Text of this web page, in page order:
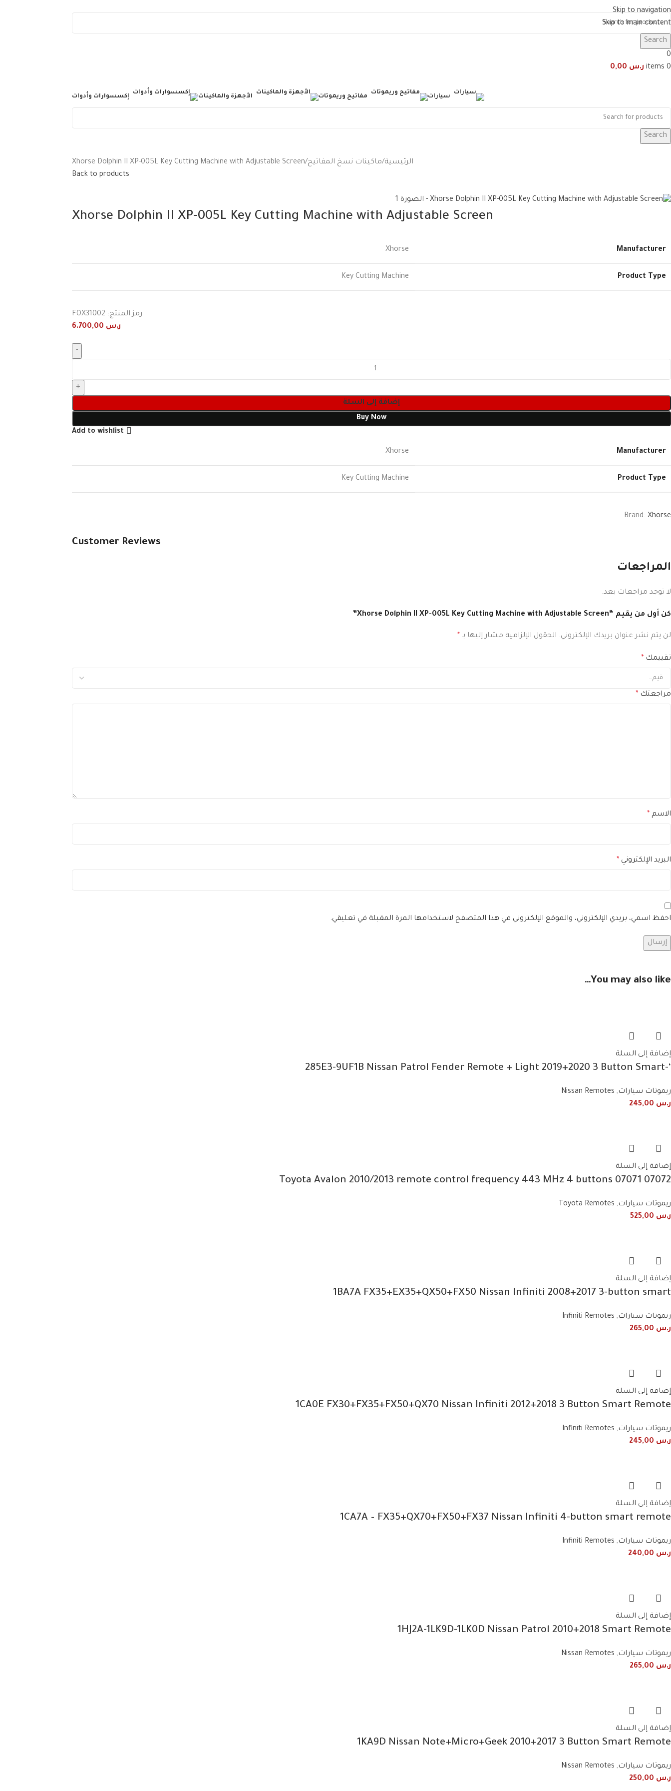
Skip to navigation
Skip to main content
Search
0
0
items ر.س
سيارات مفاتيح وريموتات الأجهزة والماكينات إكسسوارات وأدوات
Search
الرئيسية ماكينات نسخ المفاتيح Xhorse Dolphin II XP-005L Key Cutting Machine with Adjustable Screen
Back to products
Xhorse Dolphin II XP-005L Key Cutting Machine with Adjustable Screen
Manufacturer
Xhorse
Product Type
Key Cutting Machine
رمز المنتج: FOX31002
ر.س
إضافة إلى السلة
Buy Now
Add to wishlist
Manufacturer
Xhorse
Product Type
Key Cutting Machine
Brand: Xhorse
Customer Reviews
المراجعات
لا توجد مراجعات بعد.
كن أول من يقيم “Xhorse Dolphin II XP-005L Key Cutting Machine with Adjustable Screen”
لن يتم نشر عنوان بريدك الإلكتروني. الحقول الإلزامية مشار إليها بـ *
تقييمك *
مراجعتك *
الاسم *
البريد الإلكتروني *
احفظ اسمي، بريدي الإلكتروني، والموقع الإلكتروني في هذا المتصفح لاستخدامها المرة المقبلة في تعليقي.
You may also like…
إضافة إلى السلة
‘-285E3-9UF1B Nissan Patrol Fender Remote + Light 2019+2020 3 Button Smart
ريموتات سيارات,
Nissan Remotes
ر.س
إضافة إلى السلة
07072 07071 Toyota Avalon 2010/2013 remote control frequency 443 MHz 4 buttons
ريموتات سيارات,
Toyota Remotes
ر.س
إضافة إلى السلة
1BA7A FX35+EX35+QX50+FX50 Nissan Infiniti 2008+2017 3-button smart
ريموتات سيارات,
Infiniti Remotes
ر.س
إضافة إلى السلة
1CA0E FX30+FX35+FX50+QX70 Nissan Infiniti 2012+2018 3 Button Smart Remote
ريموتات سيارات,
Infiniti Remotes
ر.س
إضافة إلى السلة
1CA7A – FX35+QX70+FX50+FX37 Nissan Infiniti 4-button smart remote
ريموتات سيارات,
Infiniti Remotes
ر.س
إضافة إلى السلة
1HJ2A-1LK9D-1LK0D Nissan Patrol 2010+2018 Smart Remote
ريموتات سيارات,
Nissan Remotes
ر.س
إضافة إلى السلة
1KA9D Nissan Note+Micro+Geek 2010+2017 3 Button Smart Remote
ريموتات سيارات,
Nissan Remotes
ر.س